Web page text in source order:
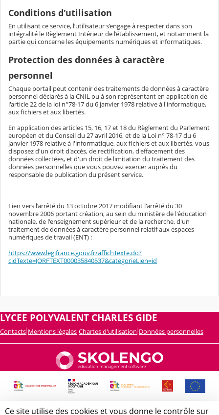
Conditions d'utilisation
En utilisant ce service, l’utilisateur s’engage à respecter dans son
intégralité le Règlement Intérieur de l’établissement, et notamment la
partie qui concerne les équipements numériques et informatiques.
Protection des données à caractère
personnel
Chaque portail peut contenir des traitements de données à caractère
personnel déclarés à la CNIL ou à son représentant en application de
l'article 22 de la loi n°78-17 du 6 janvier 1978 relative à l'informatique,
aux fichiers et aux libertés.
En application des articles 15, 16, 17 et 18 du Règlement du Parlement
européen et du Conseil du 27 avril 2016, et de la Loi n° 78-17 du 6
janvier 1978 relative à l'informatique, aux fichiers et aux libertés, vous
disposez d'un droit d'accès, de rectification, d'effacement des
données collectées, et d'un droit de limitation du traitement des
données personnelles que vous pouvez exercer auprès du
responsable de publication du présent service.
Lien vers l’arrêté du 13 octobre 2017 modifiant l'arrêté du 30
novembre 2006 portant création, au sein du ministère de l'éducation
nationale, de l'enseignement supérieur et de la recherche, d'un
traitement de données à caractère personnel relatif aux espaces
numériques de travail (ENT) :
https://www.legifrance.gouv.fr/affichTexte.do?
cidTexte=JORFTEXT000035840537&categorieLien=id
LYCEE POLYVALENT CHARLES GIDE
Contacts Mentions légales Chartes d'utilisation Données personnelles
Ce site utilise des cookies et vous donne le contrôle sur